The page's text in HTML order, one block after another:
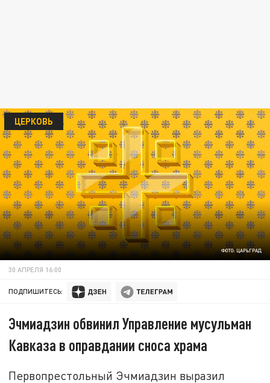
ФОТО: ЦАРЬГРАД
ЦЕРКОВЬ
30 АПРЕЛЯ 16:00
ПОДПИШИТЕСЬ:
Эчмиадзин обвинил Управление мусульман
Кавказа в оправдании сноса храма
Первопрестольный Эчмиадзин выразил